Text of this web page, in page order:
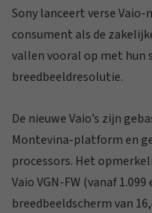
Sony lanceert verse
consument als de
vallen vooral op met hun
breedbeeldresolutie.
De nieuwe Vaio’s zijn
Montevina-platform en
processors. Het
Vaio VGN-FW (vanaf
breedbeeldscherm van